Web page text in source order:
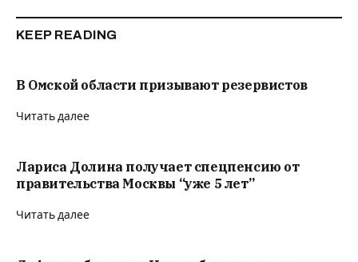
KEEP READING
В Омской области призывают резервистов
Читать далее
Лариса Долина получает спецпенсию от
правительства Москвы “уже 5 лет”
Читать далее